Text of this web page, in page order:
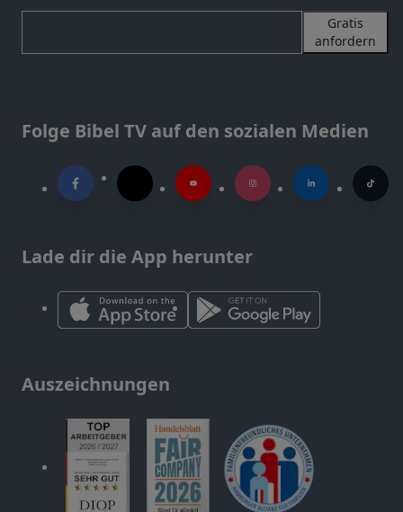
Gratis
anfordern
Folge Bibel TV auf den sozialen Medien
Lade dir die App herunter
Auszeichnungen